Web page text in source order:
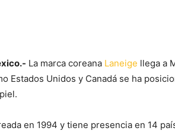
La marca coreana Laneige llega a
Estados Unidos y Canadá se ha
en 1994 y tiene presencia en 14